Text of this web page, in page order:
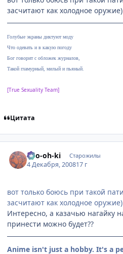
засчитают как холодное оружие)
Голубые экраны диктуют моду
Что одевать и в какую погоду
Бог говорит с обложек журналов,
Такой гламурный, милый и пьяный.
[True Sexuality Team]
Цитата
Ryo-oh-ki Старожилы
4 Декабря, 200817 г
вот только боюсь при такой
засчитают как холодное оружие)
Интересно, а казачью нагайку
принести можно будет??
Anime isn't just a hobby. It's a